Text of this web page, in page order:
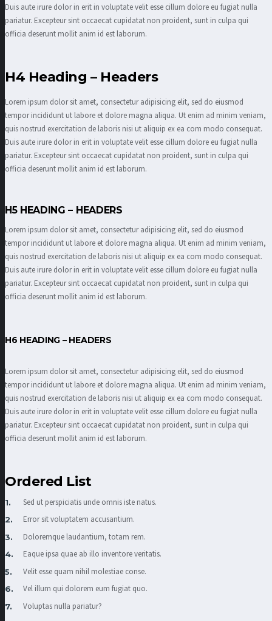
Duis aute irure dolor in erit in voluptate velit esse cillum dolore eu fugiat nulla
pariatur. Excepteur sint occaecat cupidatat non proident, sunt in culpa qui
officia deserunt mollit anim id est laborum.
H4 Heading – Headers
Lorem ipsum dolor sit amet, consectetur adipisicing elit, sed do eiusmod
tempor incididunt ut labore et dolore magna aliqua. Ut enim ad minim veniam,
quis nostrud exercitation de laboris nisi ut aliquip ex ea com modo consequat.
Duis aute irure dolor in erit in voluptate velit esse cillum dolore eu fugiat nulla
pariatur. Excepteur sint occaecat cupidatat non proident, sunt in culpa qui
officia deserunt mollit anim id est laborum.
H5 HEADING – HEADERS
Lorem ipsum dolor sit amet, consectetur adipisicing elit, sed do eiusmod
tempor incididunt ut labore et dolore magna aliqua. Ut enim ad minim veniam,
quis nostrud exercitation de laboris nisi ut aliquip ex ea com modo consequat.
Duis aute irure dolor in erit in voluptate velit esse cillum dolore eu fugiat nulla
pariatur. Excepteur sint occaecat cupidatat non proident, sunt in culpa qui
officia deserunt mollit anim id est laborum.
H6 HEADING – HEADERS
Lorem ipsum dolor sit amet, consectetur adipisicing elit, sed do eiusmod
tempor incididunt ut labore et dolore magna aliqua. Ut enim ad minim veniam,
quis nostrud exercitation de laboris nisi ut aliquip ex ea com modo consequat.
Duis aute irure dolor in erit in voluptate velit esse cillum dolore eu fugiat nulla
pariatur. Excepteur sint occaecat cupidatat non proident, sunt in culpa qui
officia deserunt mollit anim id est laborum.
Ordered List
Sed ut perspiciatis unde omnis iste natus.
Error sit voluptatem accusantium.
Doloremque laudantium, totam rem.
Eaque ipsa quae ab illo inventore veritatis.
Velit esse quam nihil molestiae conse.
Vel illum qui dolorem eum fugiat quo.
Voluptas nulla pariatur?